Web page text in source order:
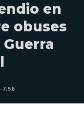
en
obuses
7:56